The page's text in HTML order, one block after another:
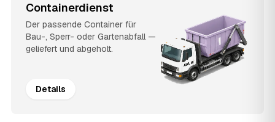
Containerdienst
Der passende Container für
Bau-, Sperr- oder Gartenabfall —
geliefert und abgeholt.
Details